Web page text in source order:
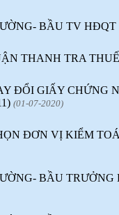
BẦU TV HĐQT
THANH TRA THUẾ
ĐỔI GIẤY CHỨNG
(01-07-2020)
ĐƠN VỊ KIỂM
BẦU